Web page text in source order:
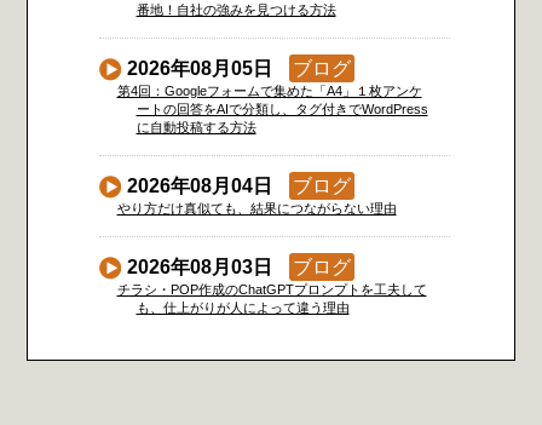
番地！自社の強みを見つける方法
2026年08月05日 ブログ
第4回：Googleフォームで集めた「A4」１枚アンケ
ートの回答をAIで分類し、タグ付きでWordPress
に自動投稿する方法
2026年08月04日 ブログ
やり方だけ真似ても、結果につながらない理由
2026年08月03日 ブログ
チラシ・POP作成のChatGPTプロンプトを工夫して
も、仕上がりが人によって違う理由